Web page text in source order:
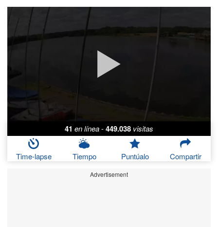
41 en línea-449.038 visitas
Time-lapse Tiempo Puntúalo Compartir
Advertisement